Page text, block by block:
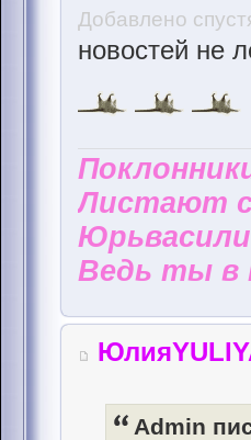
Добавлено
новостей не
Листают
Ведь ты в
Admin